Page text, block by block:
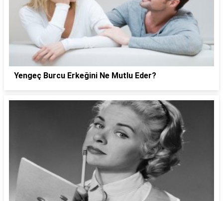
Yengeç Burcu Erkeğini Ne Mutlu Eder?